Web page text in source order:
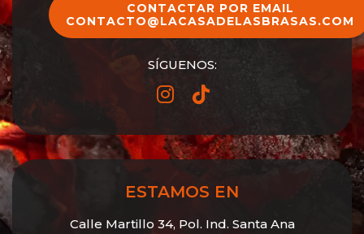
CONTACTAR POR EMAIL
CONTACTO@LACASADELASBRASAS.COM
SÍGUENOS:
ESTAMOS EN
Calle Martillo 34, Pol. Ind. Santa Ana